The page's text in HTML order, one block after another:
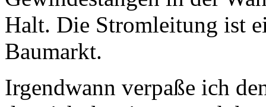
Halt. Die Stromleitung ist
Baumarkt.
Irgendwann verpaße ich